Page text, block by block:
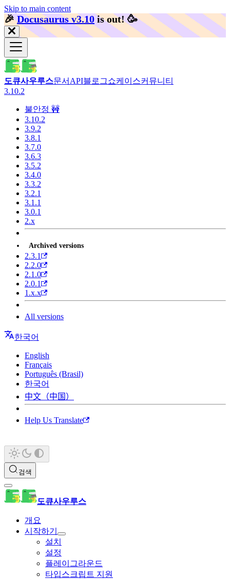
Skip to main content
🎉️Docusaurus v3.10 is out! 🥳️
도큐사우루스문서 API블로그쇼케이스커뮤니티
3.10.2
불안정 🚧
3.10.2
3.9.2
3.8.1
3.7.0
3.6.3
3.5.2
3.4.0
3.3.2
3.2.1
3.1.1
3.0.1
2.x
Archived versions
2.3.1
2.2.0
2.1.0
2.0.1
1.x.x
All versions
한국어
English
Français
Português (Brasil)
한국어
中文（中国）
Help Us Translate
검색
도큐사우루스
개요
시작하기
설치
설정
플레이그라운드
타입스크립트 지원